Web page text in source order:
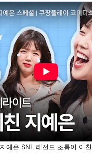
지예은 SNL 레전드 초롱이 여친